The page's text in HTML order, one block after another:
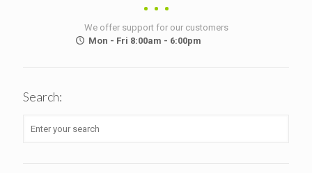
We offer support for our customers
Mon - Fri 8:00am - 6:00pm
Search: